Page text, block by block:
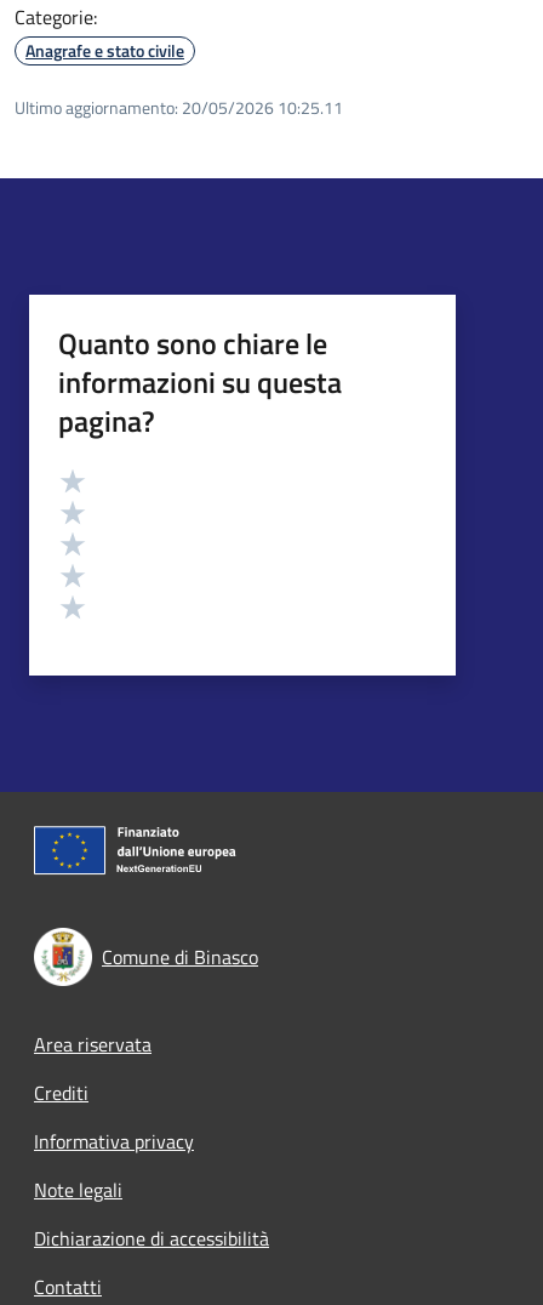
Categorie:
Anagrafe e stato civile
Ultimo aggiornamento: 20/05/2026 10:25.11
Quanto sono chiare le
informazioni su questa
pagina?
Valutazione
Comune di Binasco
Footer menu
Area riservata
Crediti
Informativa privacy
Note legali
Dichiarazione di accessibilità
Contatti